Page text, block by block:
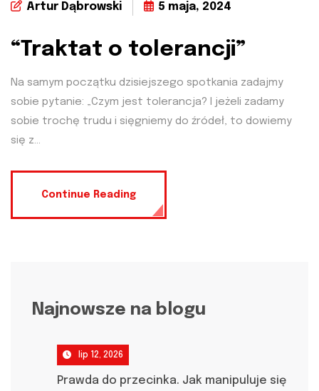
Artur Dąbrowski 5 maja, 2024
“Traktat o tolerancji”
Na samym początku dzisiejszego spotkania zadajmy
sobie pytanie: „Czym jest tolerancja? I jeżeli zadamy
sobie trochę trudu i sięgniemy do źródeł, to dowiemy
się z...
Continue Reading
Najnowsze na blogu
lip 12, 2026
Prawda do przecinka. Jak manipuluje się